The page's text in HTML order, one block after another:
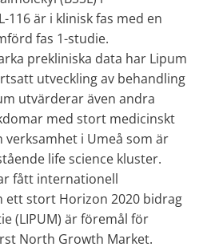
116 är i klinisk fas med en
fas 1-studie.
prekliniska data har Lipum
utveckling av behandling
utvärderar även andra
med stort medicinskt
verksamhet i Umeå som är
life science kluster.
fått internationell
ett stort Horizon 2020 bidrag
(LIPUM) är föremål för
North Growth Market.